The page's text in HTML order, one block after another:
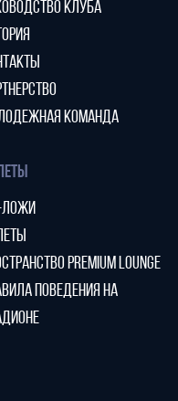
КЛУБА
КОМАНДА
ЛОЖИ
PREMIUM LOUNGE
ПОВЕДЕНИЯ НА